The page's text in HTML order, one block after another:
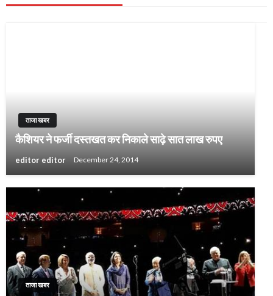
ताजा खबर
कैशियर ने फर्जी दस्तखत कर निकाले साढ़े सात लाख रुपए
editor editor December 24, 2014
ताजा खबर